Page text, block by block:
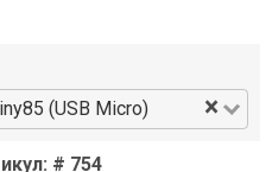
(USB Micro)
×
# 754